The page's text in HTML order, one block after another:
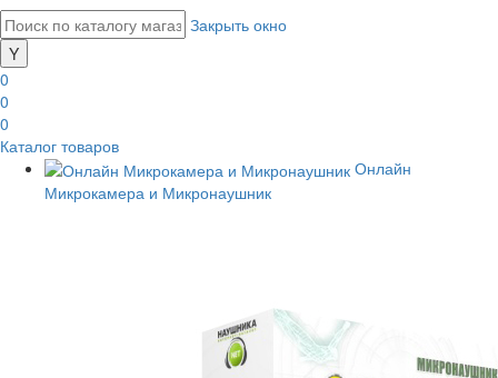
Закрыть окно
0
0
0
Каталог товаров
Онлайн
Микрокамера и Микронаушник